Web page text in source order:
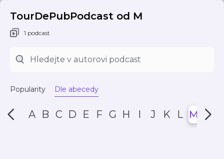
TourDePubPodcast od M
1 podcast
Popularity Dle abecedy
A B C D E F G H I J K L M N